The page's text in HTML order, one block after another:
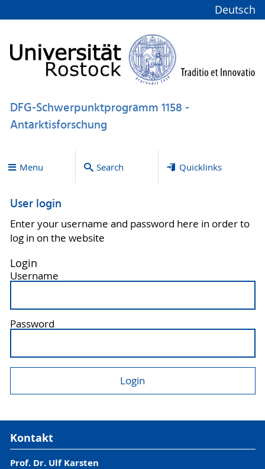
Deutsch
DFG-Schwerpunktprogramm 1158 -
Antarktisforschung
Menu Search Quicklinks
User login
Enter your username and password here in order to
log in on the website
Login
Username
Password
Kontakt
Prof. Dr. Ulf Karsten